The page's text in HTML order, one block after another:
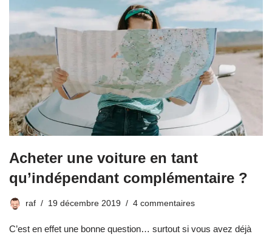
Acheter une voiture en tant
qu’indépendant complémentaire ?
raf 19 décembre 2019 4 commentaires
C’est en effet une bonne question… surtout si vous avez déjà